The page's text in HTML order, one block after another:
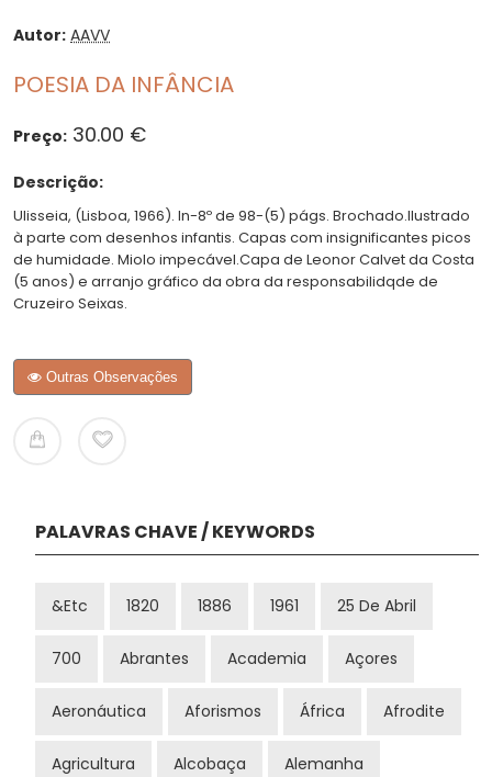
Autor: AAVV
POESIA DA INFÂNCIA
Preço: 30.00 €
Descrição:
Ulisseia, (Lisboa, 1966). In-8º de 98-(5) págs. Brochado.Ilustrado
à parte com desenhos infantis. Capas com insignificantes picos
de humidade. Miolo impecável.Capa de Leonor Calvet da Costa
(5 anos) e arranjo gráfico da obra da responsabilidqde de
Cruzeiro Seixas.
Outras Observações
PALAVRAS CHAVE / KEYWORDS
&etc 1820 1886 1961 25 De Abril
700 Abrantes Academia Açores
Aeronáutica Aforismos África Afrodite
Agricultura Alcobaça Alemanha